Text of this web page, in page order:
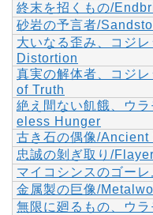
終末を招くもの/
砂岩の予言者/
大いなる歪み、コジ
Distortion
真実の解体者、コジ
of Truth
絶え間ない飢餓、ウ
eless Hunger
古き石の偶像/Ancient
忠誠の剝ぎ取り/
マイコシンスのゴー
金属製の巨像/
無限に廻るもの、ウ